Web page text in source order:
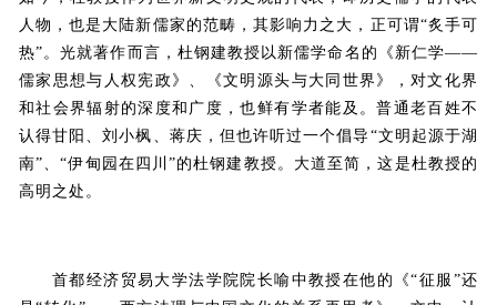
人物，也是大陆新儒家的范畴，其影响力之大，正可谓“炙手可
热”。光就著作而言，杜钢建教授以新儒学命名的《新仁学——
儒家思想与人权宪政》、《文明源头与大同世界》，对文化界
和社会界辐射的深度和广度，也鲜有学者能及。普通老百姓不
认得甘阳、刘小枫、蒋庆，但也许听过一个倡导“文明起源于湖
南”、“伊甸园在四川”的杜钢建教授。大道至简，这是杜教授的
高明之处。
首都经济贸易大学法学院院长喻中教授在他的《“征服”还